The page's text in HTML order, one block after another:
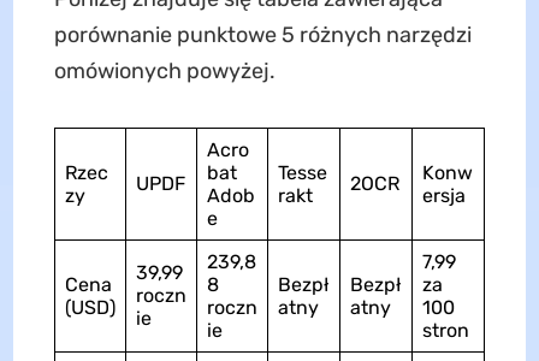
porównanie punktowe 5 różnych narzędzi
omówionych powyżej.
Rzec
zy
UPDF
Acro
bat
Adob
e
Tesse
rakt
2OCR
Konw
ersja
Cena
(USD)
39,99
roczn
ie
239,8
8
roczn
ie
Bezpł
atny
Bezpł
atny
7,99
za
100
stron